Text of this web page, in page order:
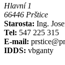
Hlavní 1
66446 Prštice
Starosta: Ing.
Tel: 547 225 315
E-mail:
IDDS: vbganty